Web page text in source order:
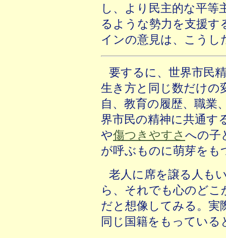
し、より民主的な平等
るような勢力を支援
インの意見は、こうし
要するに、世界市民
生き方と同じ数だけの
自、教育の履歴、職業
界市民の精神に共通す
や傷つきやすさ への子
が呼ぶものに萌芽をも
老人に席を譲る人も
ら、それでも心のど
だと想像してみる。実
同じ国籍をもってい